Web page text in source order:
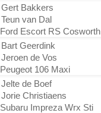
Gert Bakkers
Teun van Dal
Ford Escort RS Cosworth
Bart Geerdink
Jeroen de Vos
Peugeot 106 Maxi
Jelte de Boef
Jorie Christiaens
Subaru Impreza Wrx Sti